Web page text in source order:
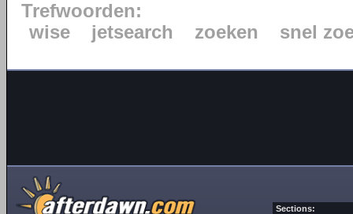
Trefwoorden:
wise
jetsearch zoeken snel
Sections: